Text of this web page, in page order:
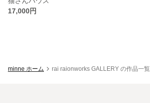
17,000円
minne ホーム rai raionworks GALLERY の作品一覧